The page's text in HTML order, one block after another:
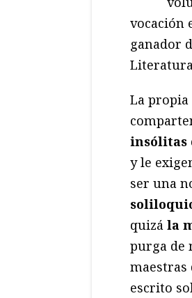
vocación
ganador
La propia
insólitas
y le
ser una
quizá la
purga de
maestras
escrito